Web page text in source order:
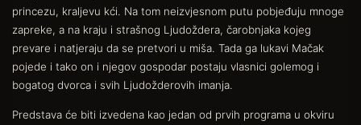
princezu, kraljevu kći. Na tom neizvjesnom putu pobjeđuju mnoge
zapreke, a na kraju i strašnog Ljudoždera, čarobnjaka kojeg
prevare i natjeraju da se pretvori u miša. Tada ga lukavi Mačak
pojede i tako on i njegov gospodar postaju vlasnici golemog i
bogatog dvorca i svih Ljudožderovih imanja.
Predstava će biti izvedena kao jedan od prvih programa u okviru